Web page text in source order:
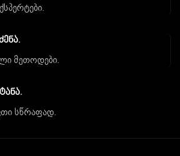
მეთოდები.
სწრაფად.